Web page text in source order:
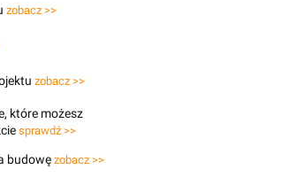
zobacz >>
zobacz >>
które możesz
sprawdź >>
budowę zobacz >>